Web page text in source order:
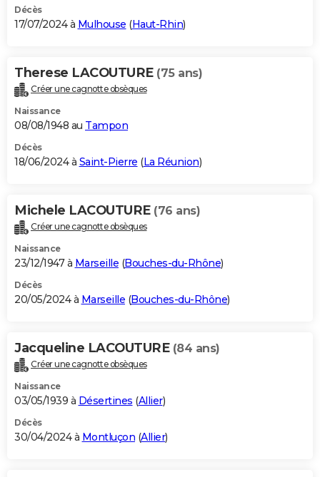
Décès
17/07/2024 à Mulhouse (Haut-Rhin)
Therese LACOUTURE (75 ans)
Créer une cagnotte obsèques
Naissance
08/08/1948 au Tampon
Décès
18/06/2024 à Saint-Pierre (La Réunion)
Michele LACOUTURE (76 ans)
Créer une cagnotte obsèques
Naissance
23/12/1947 à Marseille (Bouches-du-Rhône)
Décès
20/05/2024 à Marseille (Bouches-du-Rhône)
Jacqueline LACOUTURE (84 ans)
Créer une cagnotte obsèques
Naissance
03/05/1939 à Désertines (Allier)
Décès
30/04/2024 à Montluçon (Allier)